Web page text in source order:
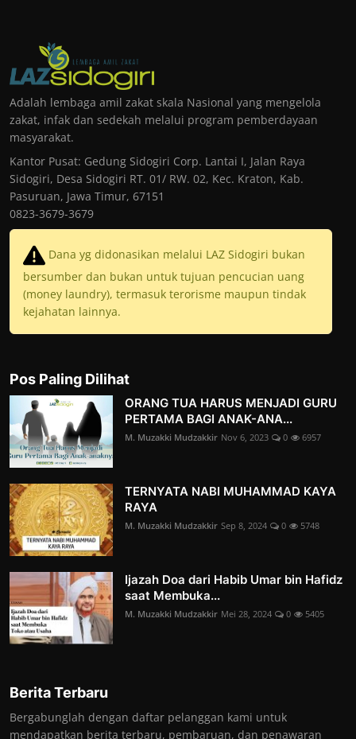
Adalah lembaga amil zakat skala Nasional yang mengelola
zakat, infak dan sedekah melalui program pemberdayaan
masyarakat.
Kantor Pusat: Gedung Sidogiri Corp. Lantai I, Jalan Raya
Sidogiri, Desa Sidogiri RT. 01/ RW. 02, Kec. Kraton, Kab.
Pasuruan, Jawa Timur, 67151
0823-3679-3679
Dana yg didonasikan melalui LAZ Sidogiri bukan
bersumber dan bukan untuk tujuan pencucian uang
(money laundry), termasuk terorisme maupun tindak
kejahatan lainnya.
Pos Paling Dilihat
ORANG TUA HARUS MENJADI GURU
PERTAMA BAGI ANAK-ANA...
M. Muzakki Mudzakkir Nov 6, 2023 0 6957
TERNYATA NABI MUHAMMAD KAYA
RAYA
M. Muzakki Mudzakkir Sep 8, 2024 0 5748
Ijazah Doa dari Habib Umar bin Hafidz
saat Membuka...
M. Muzakki Mudzakkir Mei 28, 2024 0 5405
Berita Terbaru
Bergabunglah dengan daftar pelanggan kami untuk
mendapatkan berita terbaru, pembaruan, dan penawaran